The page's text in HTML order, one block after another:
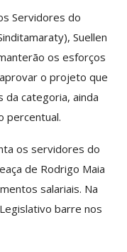
Servidores do
Suellen
os esforços
o projeto que
categoria, ainda
percentual.
os servidores do
de Rodrigo Maia
salariais. Na
barre nos